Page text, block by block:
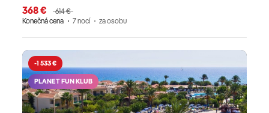
368 €
614 €
Konečná cena
7 nocí za osobu
-1 533 €
PLANET FUN KLUB